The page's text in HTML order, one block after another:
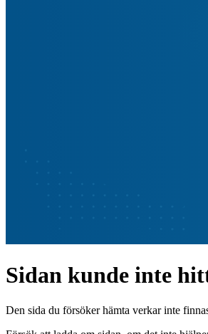
Sidan kunde inte
Den sida du försöker hämta verkar inte